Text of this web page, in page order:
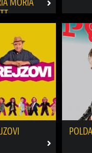
POLDA